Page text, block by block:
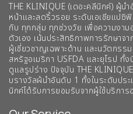
THE KLINIQUE (เดอะคลีนิกค์) ผู้
หน้าและลดริ้วรอย ระดับเอเชียแปซิ
กับ ทุกกลุ่ม ทุกช่วงวัย เพื่อความงา
ตัวเอง เน้นประสิทธิภาพการรักษาจ
ผู้เชี่ยวชาญเฉพาะด้าน และนวัตกรร
สหรัฐอเมริกา USFDA และยุโรป ทั้
ดูแลรูปร่าง ปัจจุบัน THE
บรางวัลผ้นำอันดับ 1 ทั้งในระดับประ
นิกค์ได้รับการยอมรับจากผู้ใช้บริการ